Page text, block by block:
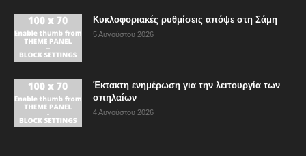
Κυκλοφοριακές ρυθμίσεις απόψε στη Σάμη
5 Αυγούστου 2026
Έκτακτη ενημέρωση για την λειτουργία των
σπηλαίων
4 Αυγούστου 2026